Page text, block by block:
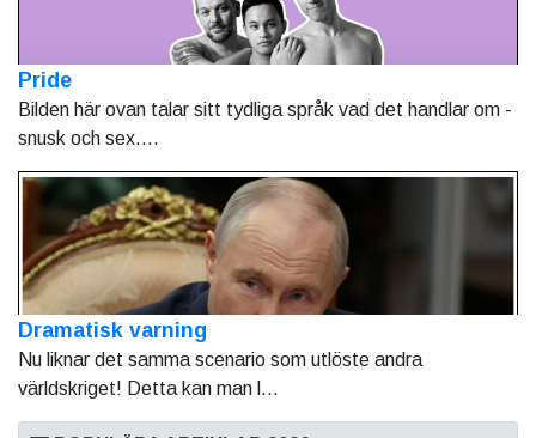
Pride
Bilden här ovan talar sitt tydliga språk vad det handlar om -
snusk och sex....
Dramatisk varning
Nu liknar det samma scenario som utlöste andra
världskriget! Detta kan man l...